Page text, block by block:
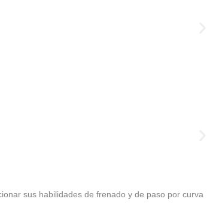
sus habilidades de frenado y de paso por curva